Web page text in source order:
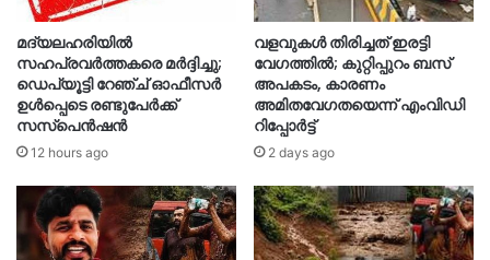
മദ്യലഹരിയിൽ
സഹപ്രവർത്തകരെ മർദ്ദിച്ചു;
ഡെപ്യൂട്ടി റേഞ്ച് ഓഫീസർ
ഉൾപ്പെടെ രണ്ടുപേർക്ക്
സസ്‌പെൻഷൻ
12 hours ago
വളവുകൾ തിരിച്ചത് ഇരട്ടി
വേഗത്തിൽ; കുറ്റിപ്പുറം ബസ്
അപകടം, കാരണം
അമിതവേഗതയെന്ന് എംവിഡി
റിപ്പോർട്ട്
2 days ago